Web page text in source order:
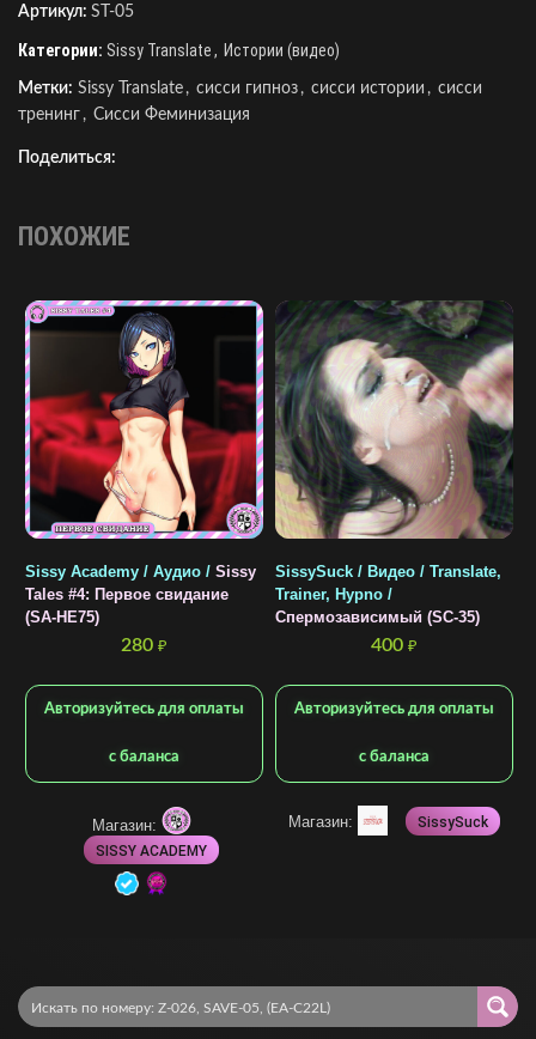
Артикул: ST-05
Категории: Sissy Translate, Истории (видео)
Метки: Sissy Translate , сисси гипноз , сисси истории , сисси
тренинг , Сисси Феминизация
Поделиться:
ПОХОЖИЕ
Sissy Academy / Аудио / Sissy
Tales #4: Первое свидание
(SA-HE75)
280 ₽
Авторизуйтесь для оплаты
с баланса
Магазин:
SISSY ACADEMY
SissySuck / Видео / Translate,
Trainer, Hypno /
Спермозависимый (SC-35)
400 ₽
Авторизуйтесь для оплаты
с баланса
Магазин: SissySuck